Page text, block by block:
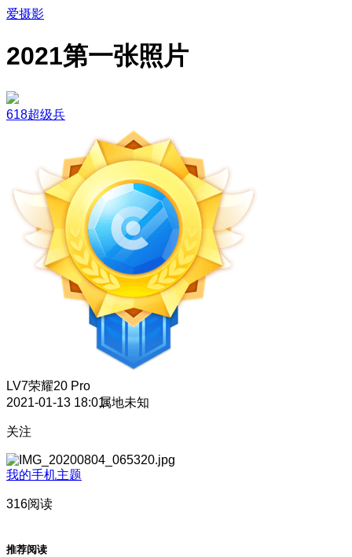
爱摄影
2021第一张照片
618超级兵
LV7荣耀20 Pro
2021-01-13 18:01属地未知
关注
我的手机主题
316阅读
推荐阅读